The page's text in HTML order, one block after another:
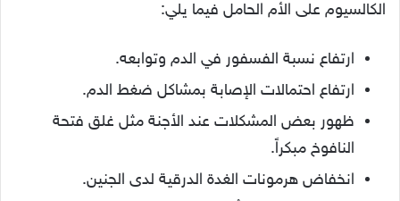
الكالسيوم على الأم الحامل فيما يلي:
ارتفاع نسبة الفسفور في الدم وتوابعه.
ارتفاع احتمالات الإصابة بمشاكل ضغط الدم.
ظهور بعض المشكلات عند الأجنة مثل غلق فتحة
النافوخ مبكراً.
انخفاض هرمونات الغدة الدرقية لدى الجنين.